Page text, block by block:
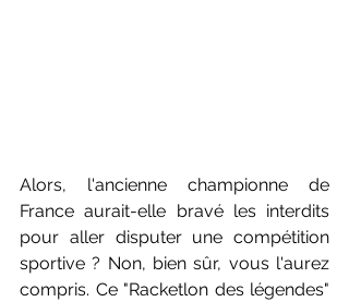
Alors, l'ancienne championne de
France aurait-elle bravé les interdits
pour aller disputer une compétition
sportive ? Non, bien sûr, vous l'aurez
compris. Ce "Racketlon des légendes"